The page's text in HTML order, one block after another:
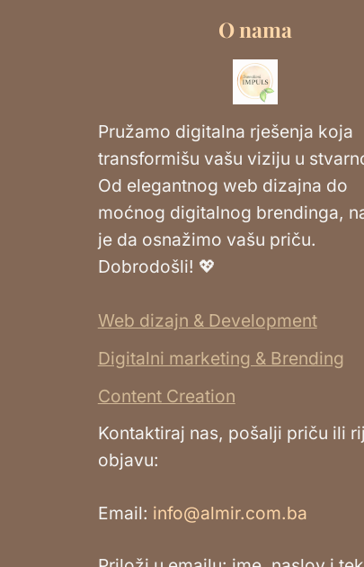
O nama
Pružamo digitalna rješenja koja
transformišu vašu viziju u
Od elegantnog web dizajna do
moćnog digitalnog brendinga,
je da osnažimo vašu priču.
Dobrodošli! 💖
Web dizajn & Development
Digitalni marketing & Brending
Content Creation
Kontaktiraj nas, pošalji priču ili
objavu:
Email: info@almir.com.ba